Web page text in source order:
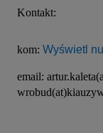
Kontakt:
kom: Wyświetl
email: